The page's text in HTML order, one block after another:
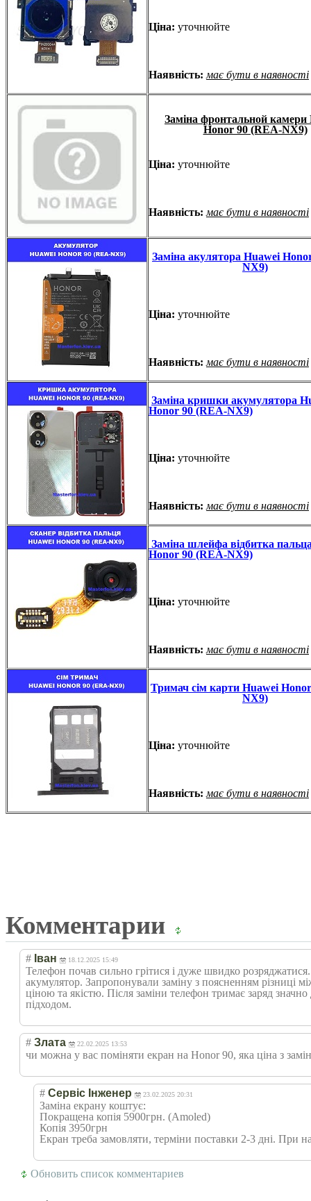
Ціна: уточнюйте
Наявність: має бути в наявності
Заміна фронтальной камери
Honor 90 (REA-NX9)
Ціна: уточнюйте
Наявність: має бути в наявності
Заміна акулятора Huawei
NX9)
Ціна: уточнюйте
Наявність: має бути в наявності
Заміна кришки акумулятора
Honor 90 (REA-NX9)
Ціна: уточнюйте
Наявність: має бути в наявності
Заміна шлейфа відбитка
Honor 90 (REA-NX9)
Ціна: уточнюйте
Наявність: має бути в наявності
Тримач сім карти Huawei
NX9)
Ціна: уточнюйте
Наявність: має бути в наявності
Комментарии
# Іван 18.12.2025 15:49
Телефон почав сильно грітися і дуже швидко
акумулятор. Запропонували заміну з поясненням різниці
ціною та якістю. Після заміни телефон тримає заряд
підходом.
# Злата 22.02.2025 13:53
чи можна у вас поміняти екран на Honor 90, яка ціна з
# Сервіс Інженер 23.02.2025 20:31
Заміна екрану коштує:
Покращена копія 5900грн. (Amoled)
Копія 3950грн
Екран треба замовляти, терміни поставки 2-3 дні. При
Обновить список комментариев